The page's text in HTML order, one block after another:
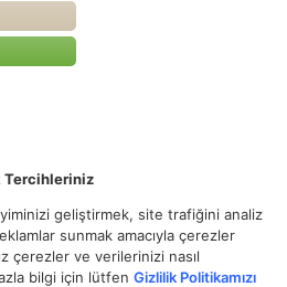
Tercihleriniz
geliştirmek, site trafiğini analiz
sunmak amacıyla çerezler
çerezler ve verilerinizi nasıl
bilgi için lütfen Gizlilik Politikamızı